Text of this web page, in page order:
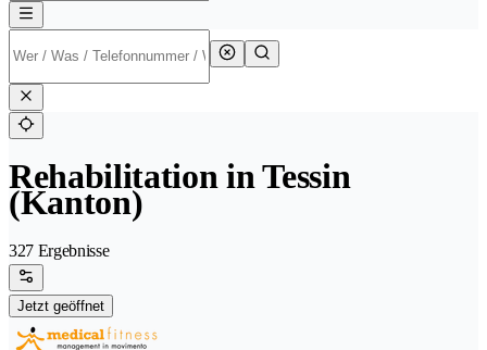
Rehabilitation in Tessin
(Kanton)
327 Ergebnisse
Jetzt geöffnet